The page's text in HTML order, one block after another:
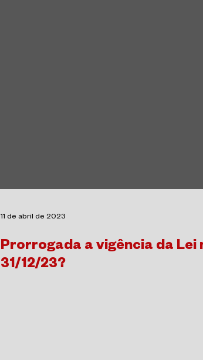
11 de abril de 2023
Prorrogada a vigência da Lei
31/12/23?